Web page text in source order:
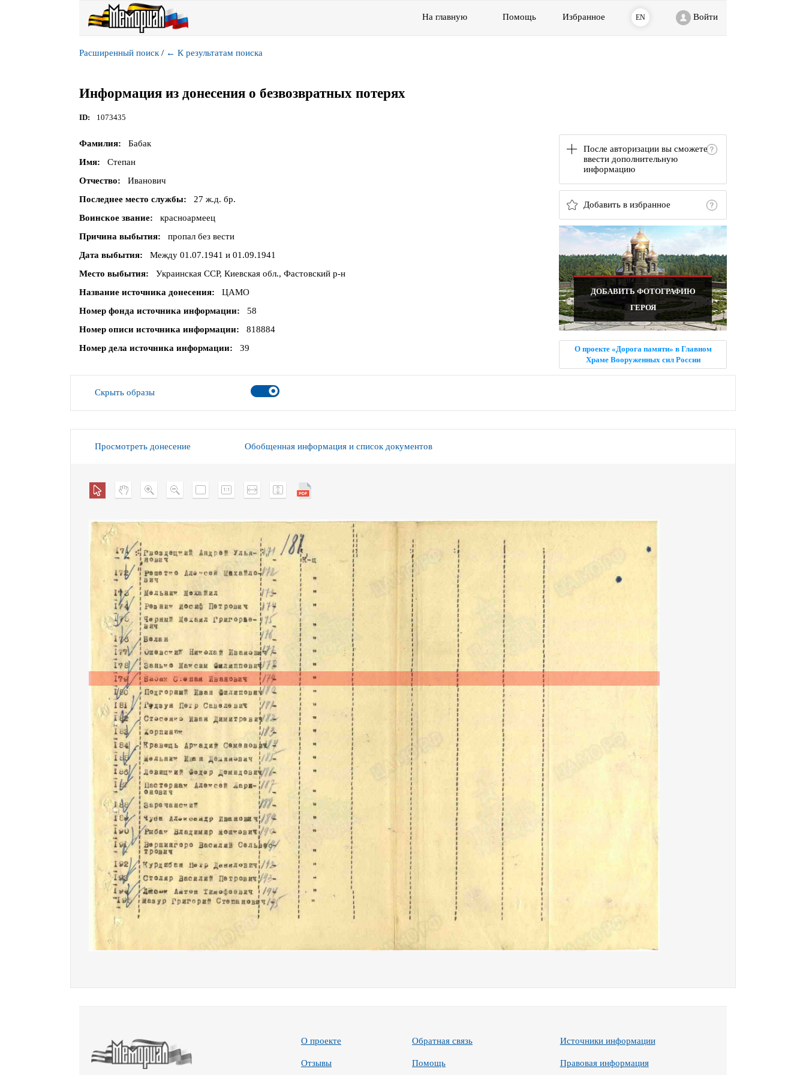
На главную Помощь Избранное EN Войти
Расширенный поиск / ← К результатам поиска
Информация из донесения о безвозвратных потерях
ID 1073435
После авторизации вы сможете
ввести дополнительную
информацию
Добавить в избранное
ДОБАВИТЬ ФОТОГРАФИЮ
ГЕРОЯ
О проекте «Дорога памяти» в Главном
Храме Вооруженных сил России
Фамилия
Бабак
Имя
Степан
Отчество
Иванович
Последнее место службы
27 ж.д. бр.
Воинское звание
красноармеец
Причина выбытия
пропал без вести
Дата выбытия
Между 01.07.1941 и 01.09.1941
Место выбытия
Украинская ССР, Киевская обл., Фастовский р-н
Название источника донесения
ЦАМО
Номер фонда источника информации
58
Номер описи источника информации
818884
Номер дела источника информации
39
Скрыть образы
Просмотреть донесение Обобщенная информация и список документов
О проекте
Отзывы
Обратная связь
Помощь
Источники информации
Правовая информация